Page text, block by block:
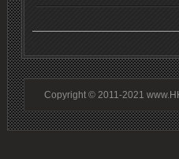
Copyright © 2011-2021